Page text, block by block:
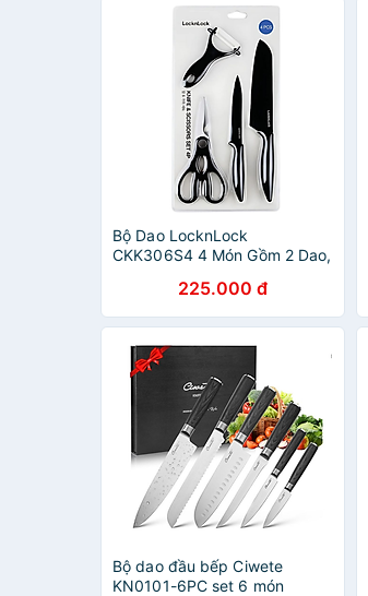
Bộ Dao LocknLock
CKK306S4 4 Món Gồm 2 Dao,
225.000 đ
Bộ dao đầu bếp Ciwete
KN0101-6PC set 6 món